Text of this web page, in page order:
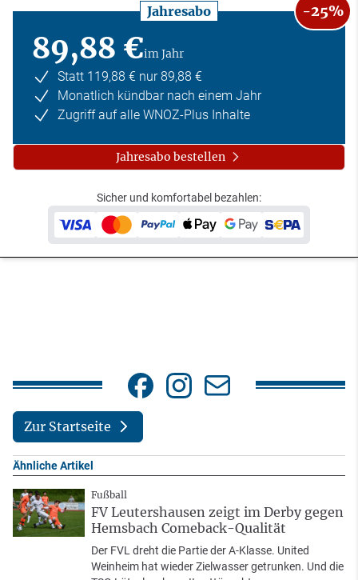
Jahresabo -25%
89,88 €im Jahr
Statt 119,88 € nur 89,88 €
Monatlich kündbar nach einem Jahr
Zugriff auf alle WNOZ-Plus Inhalte
Jahresabo bestellen
Sicher und komfortabel bezahlen:
Zur Startseite
Ähnliche Artikel
Fußball
FV Leutershausen zeigt im Derby gegen
Hemsbach Comeback-Qualität
Der FVL dreht die Partie der A-Klasse. United
Weinheim hat wieder Zielwasser getrunken. Und die